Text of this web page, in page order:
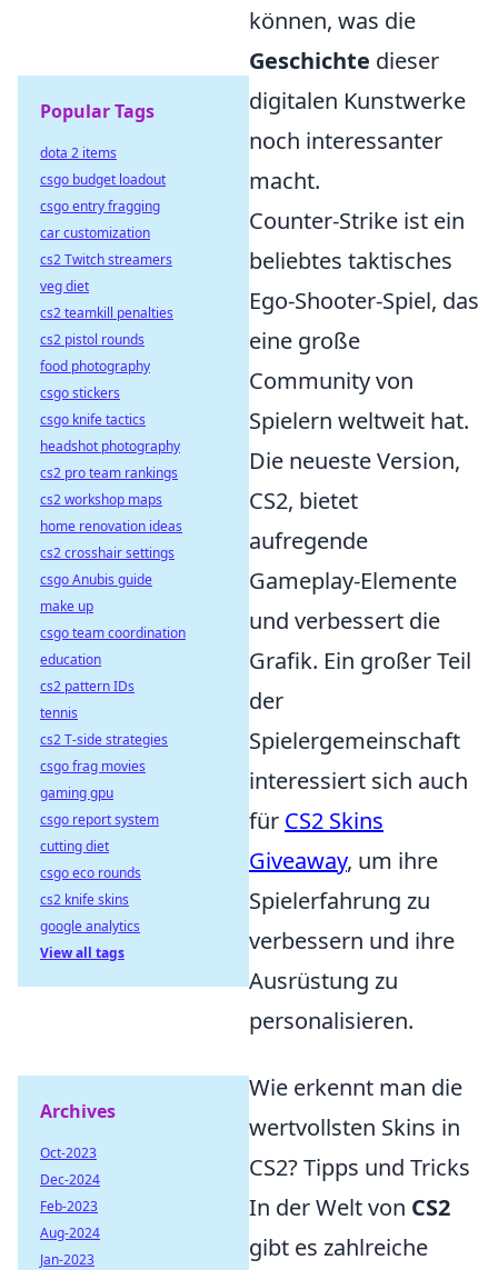
können, was die
Geschichte dieser
digitalen Kunstwerke
noch interessanter
macht.
Counter-Strike ist ein
beliebtes taktisches
Ego-Shooter-Spiel, das
eine große
Community von
Spielern weltweit hat.
Die neueste Version,
CS2, bietet
aufregende
Gameplay-Elemente
und verbessert die
Grafik. Ein großer Teil
der
Spielergemeinschaft
interessiert sich auch
für CS2 Skins
Giveaway, um ihre
Spielerfahrung zu
verbessern und ihre
Ausrüstung zu
personalisieren.
Wie erkennt man die
wertvollsten Skins in
CS2? Tipps und Tricks
In der Welt von CS2
gibt es zahlreiche
Popular Tags
dota 2 items
csgo budget loadout
csgo entry fragging
car customization
cs2 Twitch streamers
veg diet
cs2 teamkill penalties
cs2 pistol rounds
food photography
csgo stickers
csgo knife tactics
headshot photography
cs2 pro team rankings
cs2 workshop maps
home renovation ideas
cs2 crosshair settings
csgo Anubis guide
make up
csgo team coordination
education
cs2 pattern IDs
tennis
cs2 T-side strategies
csgo frag movies
gaming gpu
csgo report system
cutting diet
csgo eco rounds
cs2 knife skins
google analytics
View all tags
Archives
Oct-2023
Dec-2024
Feb-2023
Aug-2024
Jan-2023